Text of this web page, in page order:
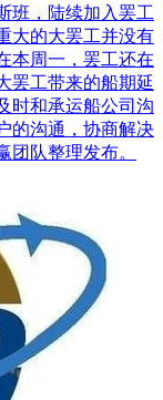
班，陆续加入罢工
大的大罢工并没有
本周一，罢工还在
罢工带来的船期延
时和承运船公司沟
的沟通，协商解决
队整理发布。